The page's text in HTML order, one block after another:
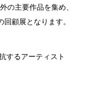
の主要作品を集め、
顧展となります。
するアーティスト